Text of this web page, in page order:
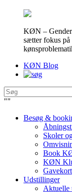
KØN –
sætter fokus på
KØN Blog
""
Besøg &
Skoler
Book
KØN
Gavekort
Udstillinger
Aktuelle